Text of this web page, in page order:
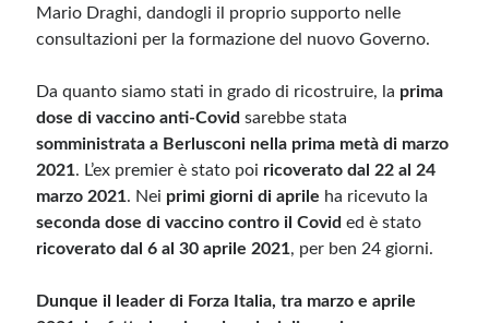
Mario Draghi, dandogli il proprio supporto nelle
consultazioni per la formazione del nuovo Governo.
Da quanto siamo stati in grado di ricostruire, la prima
dose di vaccino anti-Covid sarebbe stata
somministrata a Berlusconi nella prima metà di marzo
2021. L’ex premier è stato poi ricoverato dal 22 al 24
marzo 2021. Nei primi giorni di aprile ha ricevuto la
seconda dose di vaccino contro il Covid ed è stato
ricoverato dal 6 al 30 aprile 2021, per ben 24 giorni.
Dunque il leader di Forza Italia, tra marzo e aprile